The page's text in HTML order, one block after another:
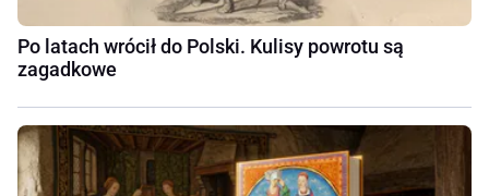
Po latach wrócił do Polski. Kulisy powrotu są
zagadkowe